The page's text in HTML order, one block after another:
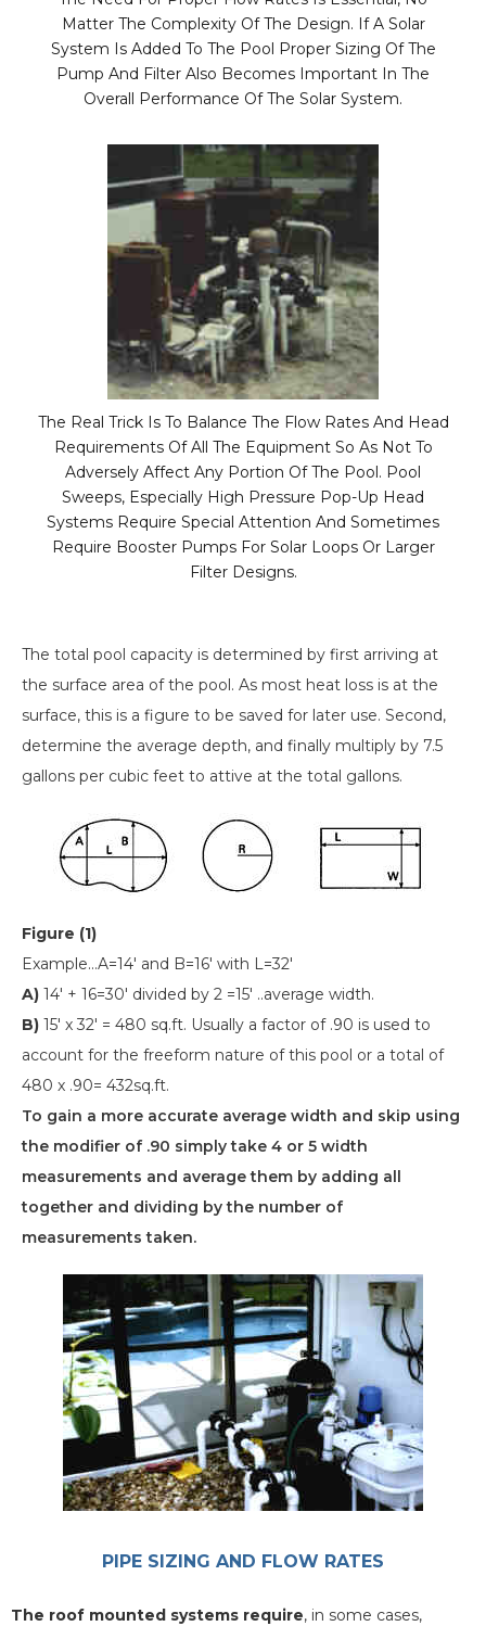
Matter The Complexity Of The Design. If A Solar
System Is Added To The Pool Proper Sizing Of The
Pump And Filter Also Becomes Important In The
Overall Performance Of The Solar System.
The Real Trick Is To Balance The Flow Rates And Head
Requirements Of All The Equipment So As Not To
Adversely Affect Any Portion Of The Pool. Pool
Sweeps, Especially High Pressure Pop-Up Head
Systems Require Special Attention And Sometimes
Require Booster Pumps For Solar Loops Or Larger
Filter Designs.
The total pool capacity is determined by first arriving at
the surface area of the pool. As most heat loss is at the
surface, this is a figure to be saved for later use. Second,
determine the average depth, and finally multiply by 7.5
gallons per cubic feet to attive at the total gallons.
Figure (1)
Example...A=14' and B=16' with L=32'
A) 14' + 16=30' divided by 2 =15' ..average width.
B) 15' x 32' = 480 sq.ft. Usually a factor of .90 is used to
account for the freeform nature of this pool or a total of
480 x .90= 432sq.ft.
To gain a more accurate average width and skip using
the modifier of .90 simply take 4 or 5 width
measurements and average them by adding all
together and dividing by the number of
measurements taken.
PIPE SIZING AND FLOW RATES
The roof mounted systems require, in some cases,